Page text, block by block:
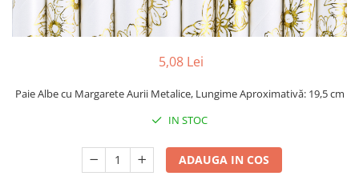
5,08 Lei
Paie Albe cu Margarete Aurii Metalice, Lungime Aproximativă: 19,5 cm
IN STOC
ADAUGA IN COS